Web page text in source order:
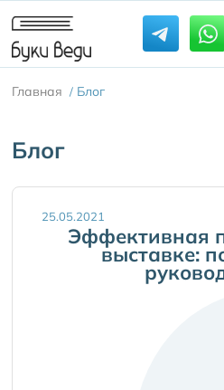
Главная / Блог
Блог
25.05.2021
Эффективная
выставке: